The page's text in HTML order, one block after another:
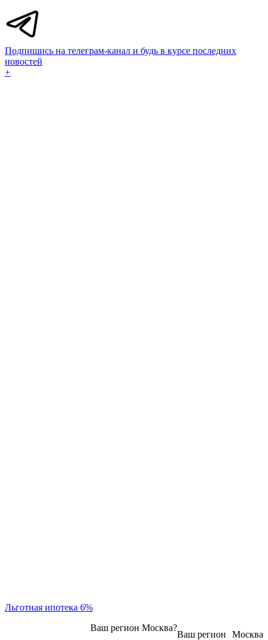
Подпишись на телеграм-канал и будь в курсе последних
новостей
+
Льготная ипотека 6%
Москва
Ваш регион
Ваш регион Москва?